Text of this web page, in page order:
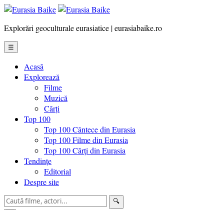
Explorări geoculturale eurasiatice | eurasiabaike.ro
☰
Acasă
Explorează
Filme
Muzică
Cărți
Top 100
Top 100 Cântece din Eurasia
Top 100 Filme din Eurasia
Top 100 Cărți din Eurasia
Tendințe
Editorial
Despre site
🔍